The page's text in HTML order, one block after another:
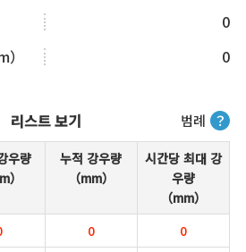
0
0
범례 ？
리스트 보기
우량
）
누적 강우량
（mm）
시간당 최대 강
우량
（mm）
0
0